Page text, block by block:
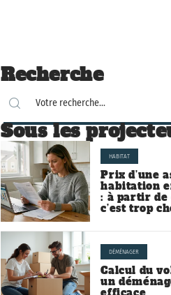
Recherche
Sous les
HABITAT
Prix d’une
habitation
: à partir
c’est trop
DÉMÉNAGER
Calcul du
un